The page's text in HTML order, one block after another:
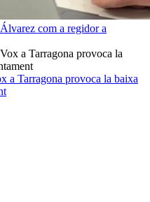
com a regidor a
a Tarragona provoca la baixa